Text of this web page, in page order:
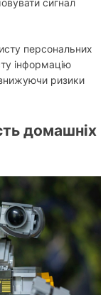
сигнал
персональних
інформацію
ризики
домашніх